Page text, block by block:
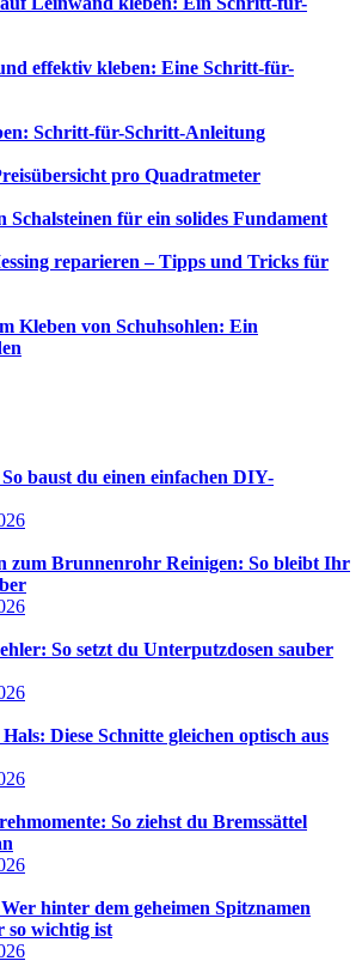
effektiv kleben: Eine Schritt-für-
Schritt-für-Schritt-Anleitung
pro Quadratmeter
Schalsteinen für ein solides Fundament
reparieren – Tipps und Tricks für
Kleben von Schuhsohlen: Ein
baust du einen einfachen DIY-
zum Brunnenrohr Reinigen: So bleibt Ihr
So setzt du Unterputzdosen sauber
Diese Schnitte gleichen optisch aus
So ziehst du Bremssättel
hinter dem geheimen Spitznamen
so wichtig ist